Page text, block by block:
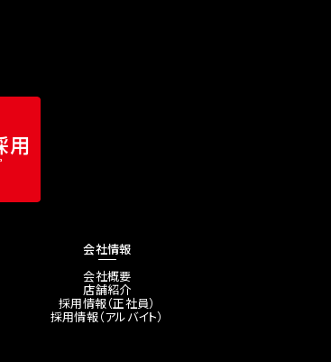
会社情報
会社概要
店舗紹介
採用情報（正社員）
採用情報（アルバイト）